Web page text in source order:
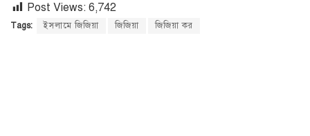
Post Views: 6,742
Tags: ইসলামে জিজিয়া জিজিয়া জিজিয়া কর